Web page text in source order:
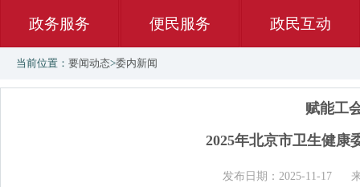
政务服务 便民服务 政民互动
当前位置： 要闻动态>委内新闻
赋能工
2025年北京市卫生健康
发布日期：2025-11-17